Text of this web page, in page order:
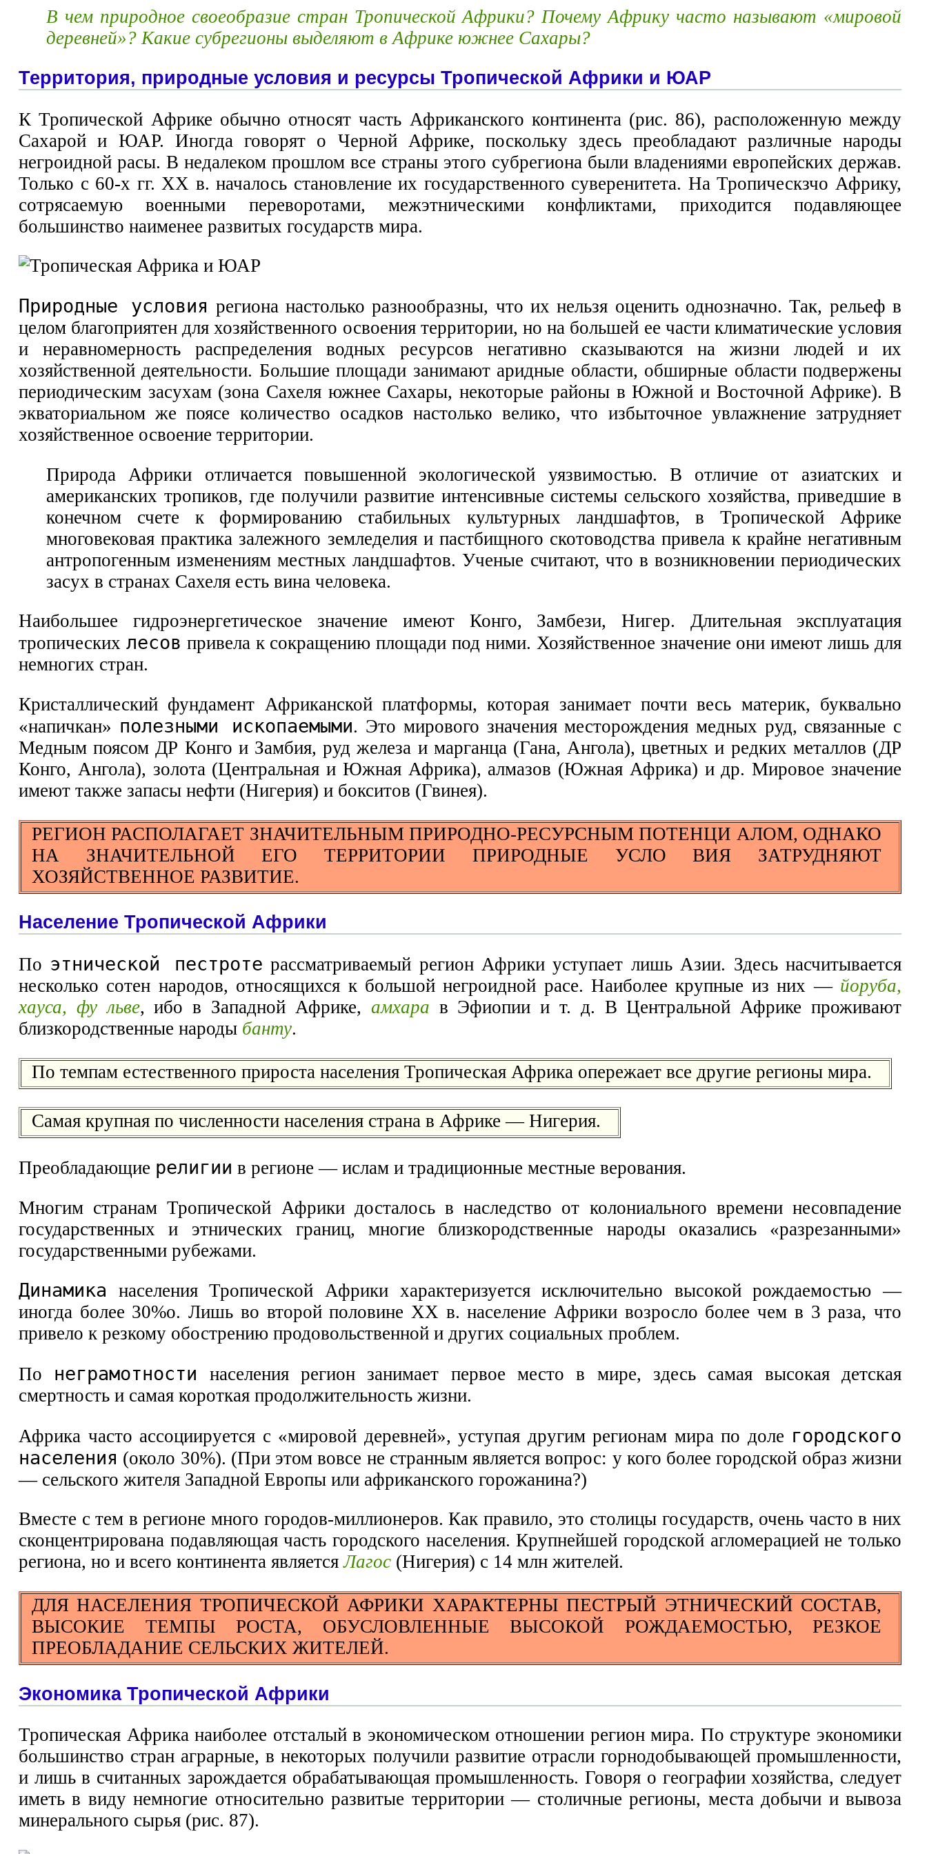
В чем природное своеобразие стран Тропической Африки? Почему Африку часто называют «мировой
деревней»? Какие субрегионы выделяют в Африке южнее Сахары?
Территория, природные условия и ресурсы Тропической Африки и ЮАР
К Тропической Африке обычно относят часть Африканского континента (рис. 86), расположенную между
Сахарой и ЮАР. Иногда говорят о Черной Африке, поскольку здесь преобладают различные народы
негроидной расы. В недалеком прошлом все страны этого субрегиона были владениями европейских держав.
Только с 60-х гг. XX в. началось становление их государственного суверенитета. На Тропическзчо Африку,
сотрясаемую военными переворотами, межэтническими конфликтами, приходится подавляющее
большинство наименее развитых государств мира.
Природные условия региона настолько разнообразны, что их нельзя оценить однозначно. Так, рельеф в
целом благоприятен для хозяйственного освоения территории, но на большей ее части климатические условия
и неравномерность распределения водных ресурсов негативно сказываются на жизни людей и их
хозяйственной деятельности. Большие площади занимают аридные области, обширные области подвержены
периодическим засухам (зона Сахеля южнее Сахары, некоторые районы в Южной и Восточной Африке). В
экваториальном же поясе количество осадков настолько велико, что избыточное увлажнение затрудняет
хозяйственное освоение территории.
Природа Африки отличается повышенной экологической уязвимостью. В отличие от азиатских и
американских тропиков, где получили развитие интенсивные системы сельского хозяйства, приведшие в
конечном счете к формированию стабильных культурных ландшафтов, в Тропической Африке
многовековая практика залежного земледелия и пастбищного скотоводства привела к крайне негативным
антропогенным изменениям местных ландшафтов. Ученые считают, что в возникновении периодических
засух в странах Сахеля есть вина человека.
Наибольшее гидроэнергетическое значение имеют Конго, Замбези, Нигер. Длительная эксплуатация
тропических лесов привела к сокращению площади под ними. Хозяйственное значение они имеют лишь для
немногих стран.
Кристаллический фундамент Африканской платформы, которая занимает почти весь материк, буквально
«напичкан» полезными ископаемыми. Это мирового значения месторождения медных руд, связанные с
Медным поясом ДР Конго и Замбия, руд железа и марганца (Гана, Ангола), цветных и редких металлов (ДР
Конго, Ангола), золота (Центральная и Южная Африка), алмазов (Южная Африка) и др. Мировое значение
имеют также запасы нефти (Нигерия) и бокситов (Гвинея).
РЕГИОН РАСПОЛАГАЕТ ЗНАЧИТЕЛЬНЫМ ПРИРОДНО-РЕСУРСНЫМ ПОТЕНЦИ АЛОМ, ОДНАКО
НА ЗНАЧИТЕЛЬНОЙ ЕГО ТЕРРИТОРИИ ПРИРОДНЫЕ УСЛО ВИЯ ЗАТРУДНЯЮТ
ХОЗЯЙСТВЕННОЕ РАЗВИТИЕ.
Население Тропической Африки
По этнической пестроте рассматриваемый регион Африки уступает лишь Азии. Здесь насчитывается
несколько сотен народов, относящихся к большой негроидной расе. Наиболее крупные из них — йоруба,
хауса, фу льве, ибо в Западной Африке, амхара в Эфиопии и т. д. В Центральной Африке проживают
близкородственные народы банту.
По темпам естественного прироста населения Тропическая Африка опережает все другие регионы мира.
Самая крупная по численности населения страна в Африке — Нигерия.
Преобладающие религии в регионе — ислам и традиционные местные верования.
Многим странам Тропической Африки досталось в наследство от колониального времени несовпадение
государственных и этнических границ, многие близкородственные народы оказались «разрезанными»
государственными рубежами.
Динамика населения Тропической Африки характеризуется исключительно высокой рождаемостью —
иногда более 30%о. Лишь во второй половине XX в. население Африки возросло более чем в 3 раза, что
привело к резкому обострению продовольственной и других социальных проблем.
По неграмотности населения регион занимает первое место в мире, здесь самая высокая детская
смертность и самая короткая продолжительность жизни.
Африка часто ассоциируется с «мировой деревней», уступая другим регионам мира по доле городского
населения (около 30%). (При этом вовсе не странным является вопрос: у кого более городской образ жизни
— сельского жителя Западной Европы или африканского горожанина?)
Вместе с тем в регионе много городов-миллионеров. Как правило, это столицы государств, очень часто в них
сконцентрирована подавляющая часть городского населения. Крупнейшей городской агломерацией не только
региона, но и всего континента являетсяЛагос (Нигерия) с 14 млн жителей.
ДЛЯ НАСЕЛЕНИЯ ТРОПИЧЕСКОЙ АФРИКИ ХАРАКТЕРНЫ ПЕСТРЫЙ ЭТНИЧЕСКИЙ СОСТАВ,
ВЫСОКИЕ ТЕМПЫ РОСТА, ОБУСЛОВЛЕННЫЕ ВЫСОКОЙ РОЖДАЕМОСТЬЮ, РЕЗКОЕ
ПРЕОБЛАДАНИЕ СЕЛЬСКИХ ЖИТЕЛЕЙ.
Экономика Тропической Африки
Тропическая Африка наиболее отсталый в экономическом отношении регион мира. По структуре экономики
большинство стран аграрные, в некоторых получили развитие отрасли горнодобывающей промышленности,
и лишь в считанных зарождается обрабатывающая промышленность. Говоря о географии хозяйства, следует
иметь в виду немногие относительно развитые территории — столичные регионы, места добычи и вывоза
минерального сырья (рис. 87).